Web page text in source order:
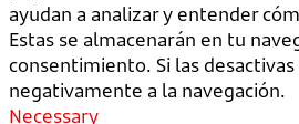
ayudan a analizar y entender
Estas se almacenarán en tu
consentimiento. Si las
negativamente a la navegación.
Necessary